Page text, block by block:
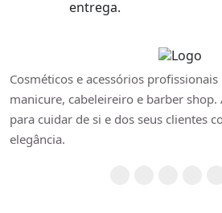
entrega.
Cosméticos e acessórios profissionais
manicure, cabeleireiro e barber shop.
para cuidar de si e dos seus clientes
elegância.